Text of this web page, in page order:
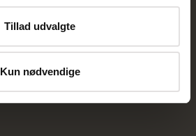
Tillad udvalgte
Kun nødvendige